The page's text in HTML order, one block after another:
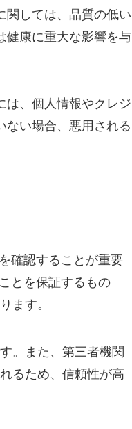
関しては、品質の低い
健康に重大な影響を与
は、個人情報やクレジ
ない場合、悪用される
確認することが重要
とを保証するもの
ます。
。また、第三者機関
るため、信頼性が高